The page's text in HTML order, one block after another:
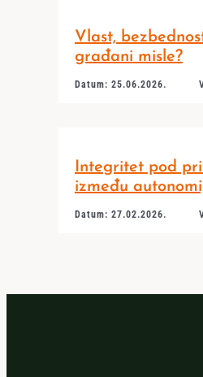
Vlast,
građani misle?
Datum: 25.06.2026.
Integritet pod
između
Datum: 27.02.2026.